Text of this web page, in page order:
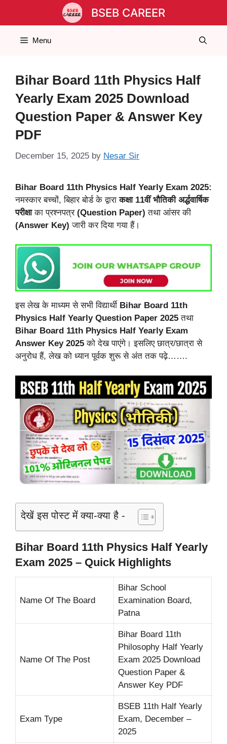
BSEB CAREER
Menu
Bihar Board 11th Physics Half
Yearly Exam 2025 Download
Question Paper & Answer Key
PDF
December 15, 2025 by Nesar Sir
Bihar Board 11th Physics Half Yearly Exam 2025:
नमस्कार बच्चों, बिहार बोर्ड के द्वाराकक्षा 11वीं भौतिकी अर्द्धवार्षिक
परीक्षाका प्रश्नपत्र(Question Paper)तथा आंसर की
(Answer Key)जारी कर दिया गया हैं।
इस लेख के माध्यम से सभी विद्यार्थी Bihar Board 11th
Physics Half Yearly Question Paper 2025 तथा
Bihar Board 11th Physics Half Yearly Exam
Answer Key 2025 को देख पाएंगे। इसलिए छात्र/छात्रा से
अनुरोध हैं, लेख को ध्यान पूर्वक शुरू से अंत तक पढ़े…….
देखें इस पोस्ट में क्या-क्या है -
Bihar Board 11th Physics Half Yearly
Exam 2025 – Quick Highlights
Name Of The Board
Bihar School
Examination Board,
Patna
Name Of The Post
Bihar Board 11th
Philosophy Half Yearly
Exam 2025 Download
Question Paper &
Answer Key PDF
Exam Type
BSEB 11th Half Yearly
Exam, December –
2025